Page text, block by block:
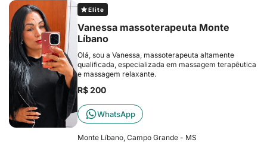
Elite
Vanessa massoterapeuta Monte
Líbano
Olá, sou a Vanessa, massoterapeuta altamente
qualificada, especializada em massagem terapêutica
e massagem relaxante.
R$ 200
WhatsApp
Monte Líbano, Campo Grande - MS